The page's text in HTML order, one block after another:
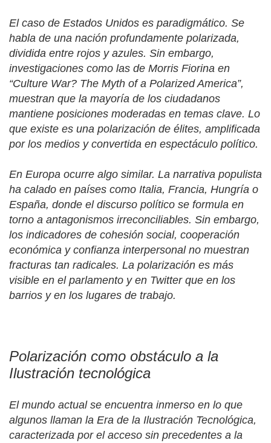
El caso de Estados Unidos es paradigmático. Se
habla de una nación profundamente polarizada,
dividida entre rojos y azules. Sin embargo,
investigaciones como las de Morris Fiorina en
“Culture War? The Myth of a Polarized America”,
muestran que la mayoría de los ciudadanos
mantiene posiciones moderadas en temas clave. Lo
que existe es una polarización de élites, amplificada
por los medios y convertida en espectáculo político.
En Europa ocurre algo similar. La narrativa populista
ha calado en países como Italia, Francia, Hungría o
España, donde el discurso político se formula en
torno a antagonismos irreconciliables. Sin embargo,
los indicadores de cohesión social, cooperación
económica y confianza interpersonal no muestran
fracturas tan radicales. La polarización es más
visible en el parlamento y en Twitter que en los
barrios y en los lugares de trabajo.
Polarización como obstáculo a la
Ilustración tecnológica
El mundo actual se encuentra inmerso en lo que
algunos llaman la Era de la Ilustración Tecnológica,
caracterizada por el acceso sin precedentes a la